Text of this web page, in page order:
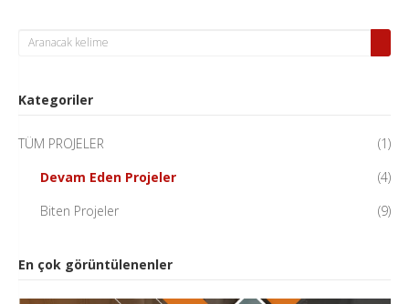
Kategoriler
TÜM PROJELER
(1)
Devam Eden Projeler
(4)
Biten Projeler
(9)
En çok görüntülenenler